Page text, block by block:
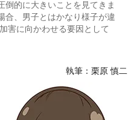
倒的に大きいことを見てきま
合、男子とはかなり様子が違
害に向かわせる要因として
―女子の場合” の
執筆：栗原 慎二